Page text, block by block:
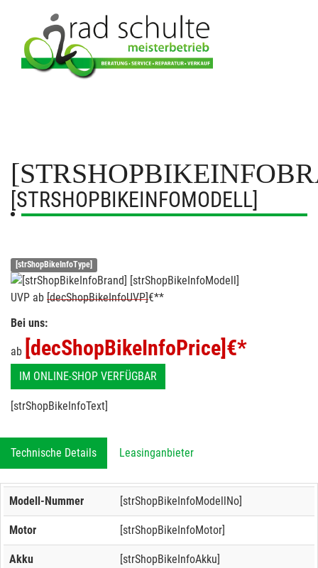
[STRSHOPBIKEINFOMODELL]
[strShopBikeInfoType]
UVP ab [decShopBikeInfoUVP]€**
Bei uns:
ab [decShopBikeInfoPrice] €*
IM ONLINE-SHOP VERFÜGBAR
[strShopBikeInfoText]
Technische Details Leasinganbieter
Modell-Nummer [strShopBikeInfoModellNo]
Motor [strShopBikeInfoMotor]
Akku [strShopBikeInfoAkku]